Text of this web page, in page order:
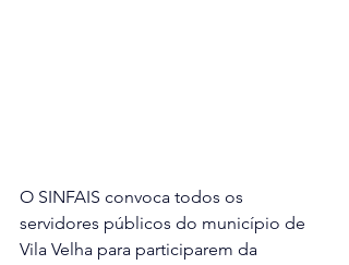
O SINFAIS convoca todos os
servidores públicos do município de
Vila Velha para participarem da